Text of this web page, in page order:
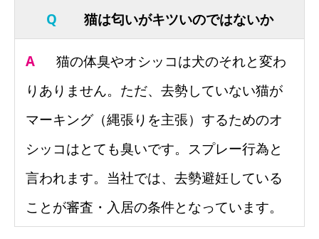
Q 猫は匂いがキツいのではないか
A
猫の体臭やオシッコは犬のそれと変わ
りありません。ただ、去勢していない猫が
マーキング（縄張りを主張）するためのオ
シッコはとても臭いです。スプレー行為と
言われます。当社では、去勢避妊している
ことが審査・入居の条件となっています。